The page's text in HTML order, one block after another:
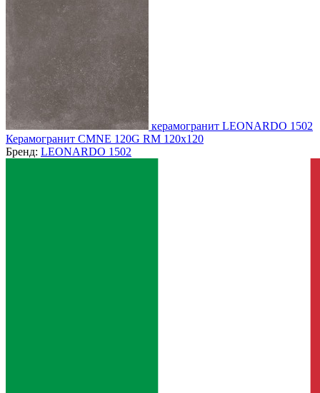
керамогранит LEONARDO 1502
Керамогранит CMNE 120G RM 120x120
Бренд: LEONARDO 1502